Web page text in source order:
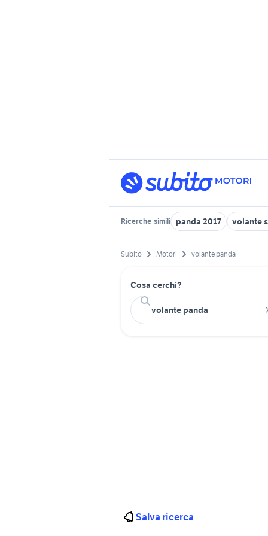
Ricerche simili panda 2017 volante
Subito Motori volante panda
Cosa cerchi?
Salva ricerca